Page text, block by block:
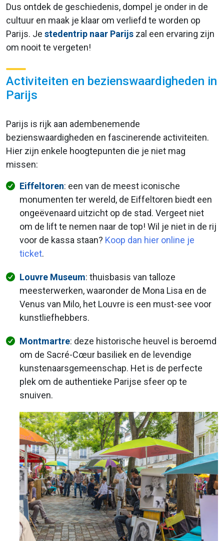
Dus ontdek de geschiedenis, dompel je onder in de
cultuur en maak je klaar om verliefd te worden op
Parijs. Je stedentrip naar Parijs zal een ervaring zijn
om nooit te vergeten!
Activiteiten en bezienswaardigheden in
Parijs
Parijs is rijk aan adembenemende
bezienswaardigheden en fascinerende activiteiten.
Hier zijn enkele hoogtepunten die je niet mag
missen:
Eiffeltoren: een van de meest iconische
monumenten ter wereld, de Eiffeltoren biedt een
ongeëvenaard uitzicht op de stad. Vergeet niet
om de lift te nemen naar de top! Wil je niet in de rij
voor de kassa staan? Koop dan hier online je
ticket.
Louvre Museum: thuisbasis van talloze
meesterwerken, waaronder de Mona Lisa en de
Venus van Milo, het Louvre is een must-see voor
kunstliefhebbers.
Montmartre: deze historische heuvel is beroemd
om de Sacré-Cœur basiliek en de levendige
kunstenaarsgemeenschap. Het is de perfecte
plek om de authentieke Parijse sfeer op te
snuiven.